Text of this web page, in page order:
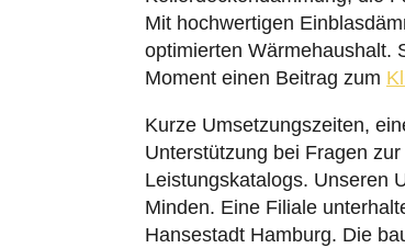
optimierten Wärmehaushalt.
Moment einen Beitrag zum
Unterstützung bei Fragen zur
Leistungskatalogs. Unseren
Minden. Eine Filiale
Hansestadt Hamburg. Die
sind für uns das Richtmaß.